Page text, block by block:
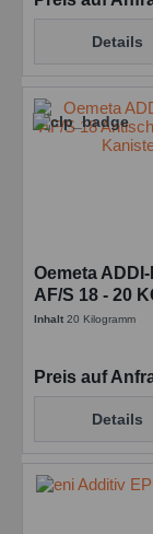
Details
Oemeta
AF/S 18 - 20
Kanister
Inhalt20 Kilogramm
Preis auf
Details